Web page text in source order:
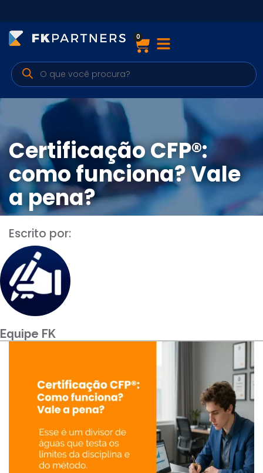
Cursos
Preparatórios Nacionais
Internacionais
Finanças & Edu. Continuada
Por atuação
Navegação
Sobre nós
Para empresas
0
Certificação CFP®:
como funciona? Vale
a pena?
Escrito por:
Equipe FK